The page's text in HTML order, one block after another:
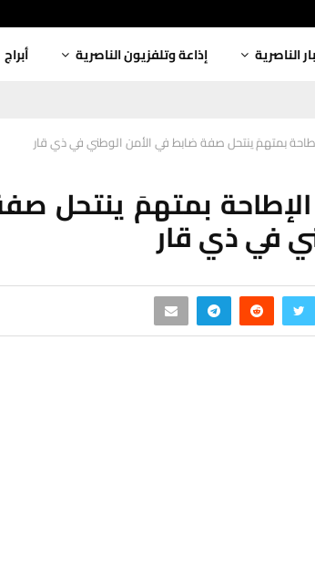
الناصرية إذاعة وتلفزيون الناصرية أبراج
بمتهمَ ينتحل صفة ضابط في الأمن الوطني في ذي قار
بمتهمَ ينتحل
في ذي قار